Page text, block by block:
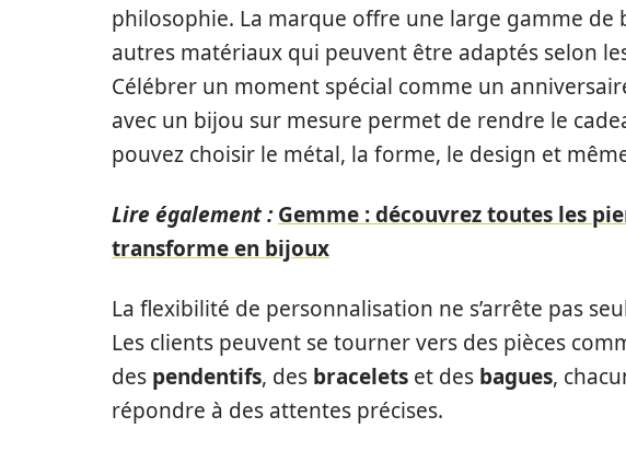
philosophie. La marque offre une large gamme de
autres matériaux qui peuvent être adaptés selon
Célébrer un moment spécial comme un
avec un bijou sur mesure permet de rendre le
pouvez choisir le métal, la forme, le design et
Lire également : Gemme : découvrez toutes les
transforme en bijoux
La flexibilité de personnalisation ne s’arrête pas
Les clients peuvent se tourner vers des pièces
des pendentifs, des bracelets et des bagues,
répondre à des attentes précises.